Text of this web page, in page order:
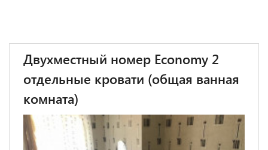
Двухместный номер Economy 2
отдельные кровати (общая ванная
комната)